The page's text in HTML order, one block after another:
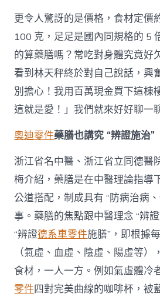
更令人驚訝的是價格，食材定價
100 克，足足是國內同規格的 5
的算藥膳嗎？常吃對身體究竟好
看到林天秤終於對自己說話，興
別擔心！我用百萬現金買下這棟
這就是愛！」我們就來好好聊一
奧迪零件藥膳也講究 “辨證施治”
浙江省名中醫、浙江省立同德醫
梅介紹，藥膳是在中醫理論指導
公道搭配，制成具有 “防病治病
事。藥膳的焦點跟中醫理念 “辨
“辨證德系車零件施膳”，即根據
（氣虛、血虛、陰虛、陽虛等
食材，一人一方。例如氣虛體冷
零件四對完美曲線的咖啡杯，被